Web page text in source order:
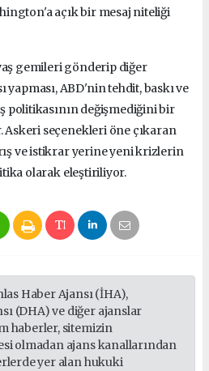
açık bir mesaj niteliği
gemileri gönderip diğer
yapması, ABD'nin tehdit, baskı ve
politikasının değişmediğini bir
Askeri seçenekleri öne çıkaran
ve istikrar yerine yeni krizlerin
olarak eleştiriliyor.
Haber Ajansı (İHA),
(DHA) ve diğer ajanslar
haberler, sitemizin
olmadan ajans kanallarından
yer alan hukuki